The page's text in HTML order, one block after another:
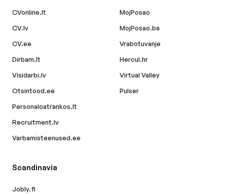
CVonline.lt
CV.lv
CV.ee
Dirbam.lt
Visidarbi.lv
Otsintood.ee
Personaloatrankos.lt
Recruitment.lv
Varbamisteenused.ee
MojPosao
MojPosao.ba
Vrabotuvanje
Hercul.hr
Virtual Valley
Pulser
Scandinavia
Jobly.fi